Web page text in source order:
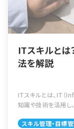
ITスキルとは
法を解説
ITスキルとは、IT
知識や技術を活用し
チャ […]
スキル管理・目標